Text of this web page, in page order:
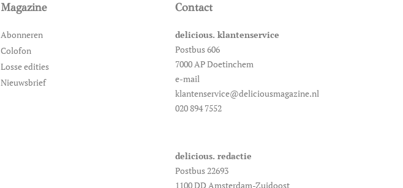
Magazine
Abonneren
Colofon
Losse edities
Nieuwsbrief
Contact
delicious. klantenservice
Postbus 606
7000 AP Doetinchem
e-mail
klantenservice@deliciousmagazine.nl
020 894 7552
delicious. redactie
Postbus 22693
1100 DD Amsterdam-Zuidoost